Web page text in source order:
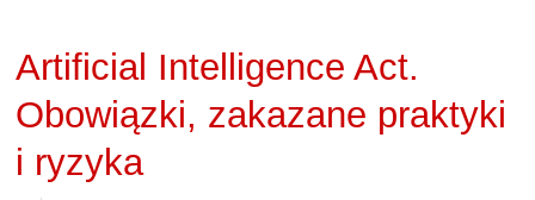
Artificial Intelligence Act.
Obowiązki, zakazane praktyki
i ryzyka